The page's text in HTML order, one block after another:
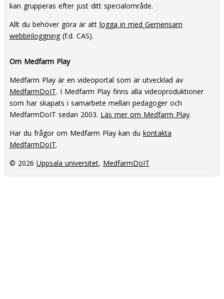
kan grupperas efter just ditt specialområde.
Allt du behöver göra är att logga in med Gemensam
webbinloggning(f.d. CAS).
Om Medfarm Play
Medfarm Play är en videoportal som är utvecklad av
MedfarmDoIT. I Medfarm Play finns alla videoproduktioner
som har skapats i samarbete mellan pedagoger och
MedfarmDoIT sedan 2003. Läs mer om Medfarm Play.
Har du frågor om Medfarm Play kan du kontakta
MedfarmDoIT.
© 2026 Uppsala universitet, MedfarmDoIT